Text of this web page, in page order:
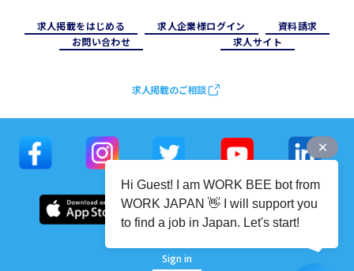
求⼈掲載をはじめる 求⼈企業様ログイン
資料請求
お問い合わせ
求⼈サイト
求人掲載のご相談
Sign in
Hi Guest! I am WORK BEE bot from
WORK JAPAN 👋 I will support you
to find a job in Japan. Let's start!